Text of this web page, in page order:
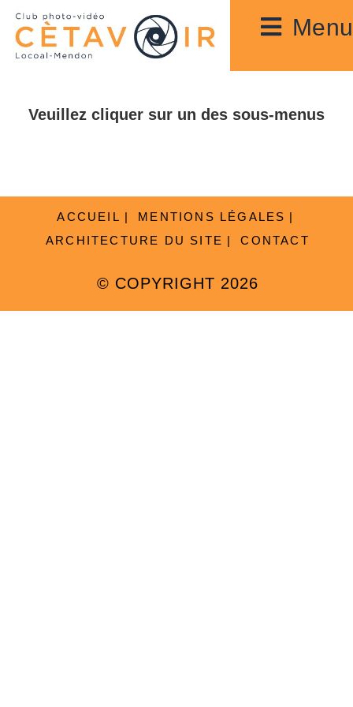
content
Menu
Veuillez cliquer sur un des sous-menus
ACCUEIL
MENTIONS LÉGALES
ARCHITECTURE DU SITE
CONTACT
© COPYRIGHT 2026